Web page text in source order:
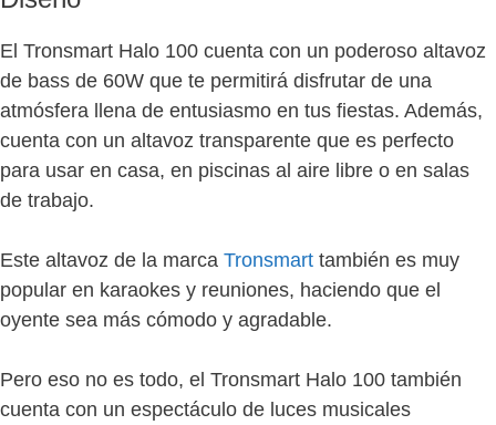
El Tronsmart Halo 100 cuenta con un poderoso altavoz
de bass de 60W que te permitirá disfrutar de una
atmósfera llena de entusiasmo en tus fiestas. Además,
cuenta con un altavoz transparente que es perfecto
para usar en casa, en piscinas al aire libre o en salas
de trabajo.
Este altavoz de la marca Tronsmart también es muy
popular en karaokes y reuniones, haciendo que el
oyente sea más cómodo y agradable.
Pero eso no es todo, el Tronsmart Halo 100 también
cuenta con un espectáculo de luces musicales